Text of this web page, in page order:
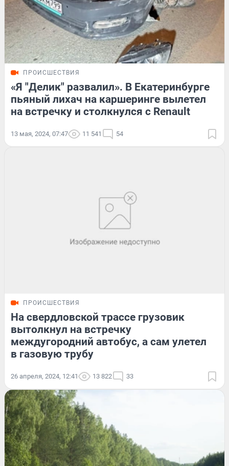
ПРОИСШЕСТВИЯ
«Я "Делик" развалил». В Екатеринбурге
пьяный лихач на каршеринге вылетел
на встречку и столкнулся с Renault
13 мая, 2024, 07:47 11 541 54
ПРОИСШЕСТВИЯ
На свердловской трассе грузовик
вытолкнул на встречку
междугородний автобус, а сам улетел
в газовую трубу
26 апреля, 2024, 12:41 13 822 33